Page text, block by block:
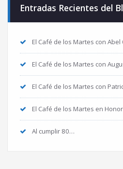
Entradas Recientes del
El Café de los Martes con Abel
El Café de los Martes con
El Café de los Martes con
El Café de los Martes en
Al cumplir 80…